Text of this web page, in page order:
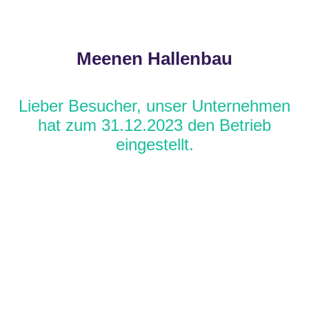
Meenen Hallenbau
Lieber Besucher, unser Unternehmen
hat zum 31.12.2023 den Betrieb
eingestellt.